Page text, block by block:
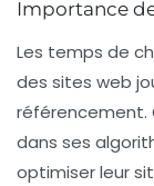
Importance
Les temps de
des sites web
référencement.
dans ses
optimiser leur